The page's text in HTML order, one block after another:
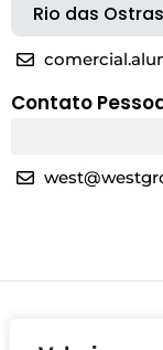
Rio das
Contato